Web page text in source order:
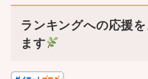
ランキングへの応援
ます